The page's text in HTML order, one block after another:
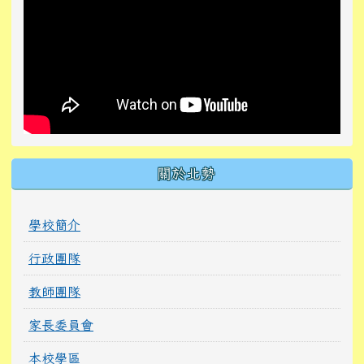
關於北勢
學校簡介
行政團隊
教師團隊
家長委員會
本校學區